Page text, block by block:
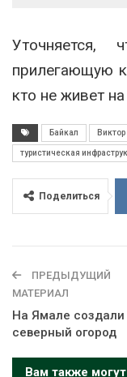
Уточняется,
прилегающую к
кто не живет
Байкал
туристическая
Поделиться
ПРЕДЫДУЩИЙ
МАТЕРИАЛ
На Ямале
северный огород
Вам также